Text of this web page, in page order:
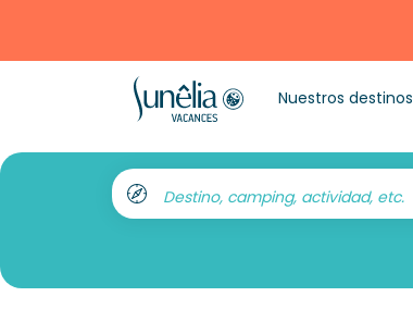
Nuestros destinos
Destino, camping, actividad, etc.